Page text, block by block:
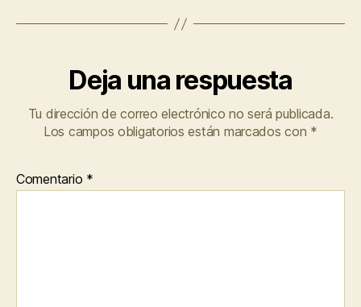
Deja una respuesta
Tu dirección de correo electrónico no será publicada.
Los campos obligatorios están marcados con *
Comentario *